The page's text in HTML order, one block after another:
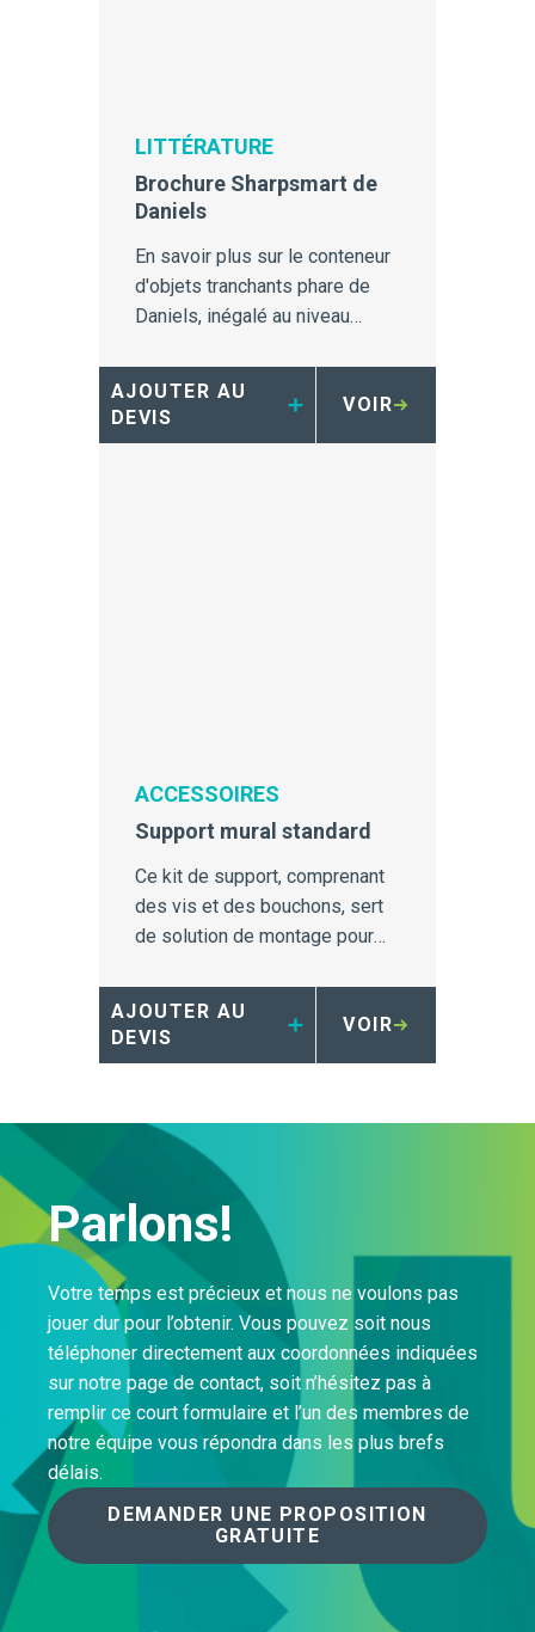
LITTÉRATURE
Brochure Sharpsmart de
Daniels
En savoir plus sur le conteneur
d'objets tranchants phare de
Daniels, inégalé au niveau
par piqûre d'aiguille.
AJOUTER AU
DEVIS
VOIR
ACCESSOIRES
Support mural standard
Ce kit de support, comprenant
des vis et des bouchons, sert
de solution de montage pour
AJOUTER AU
DEVIS
VOIR
Parlons!
Votre temps est précieux et nous ne voulons pas
jouer dur pour l’obtenir. Vous pouvez soit nous
téléphoner directement aux coordonnées indiquées
sur notre page de contact, soit n’hésitez pas à
remplir ce court formulaire et l’un des membres de
notre équipe vous répondra dans les plus brefs
délais.
DEMANDER UNE PROPOSITION
GRATUITE